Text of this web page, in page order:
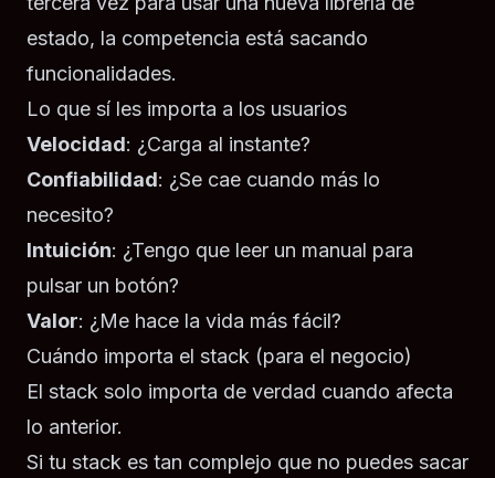
estado, la competencia está sacando
funcionalidades.
Lo que sí les importa a los usuarios
Velocidad: ¿Carga al instante?
Confiabilidad: ¿Se cae cuando más lo
necesito?
Intuición: ¿Tengo que leer un manual para
pulsar un botón?
Valor: ¿Me hace la vida más fácil?
Cuándo importa el stack (para el negocio)
El stack solo importa de verdad cuando afecta
lo anterior.
Si tu stack es tan complejo que no puedes sacar